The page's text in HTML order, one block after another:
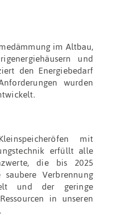
im Altbau,
und
den Energiebedarf
wurden
mit
erfüllt alle
die bis 2025
Verbrennung
und der geringe
in unseren